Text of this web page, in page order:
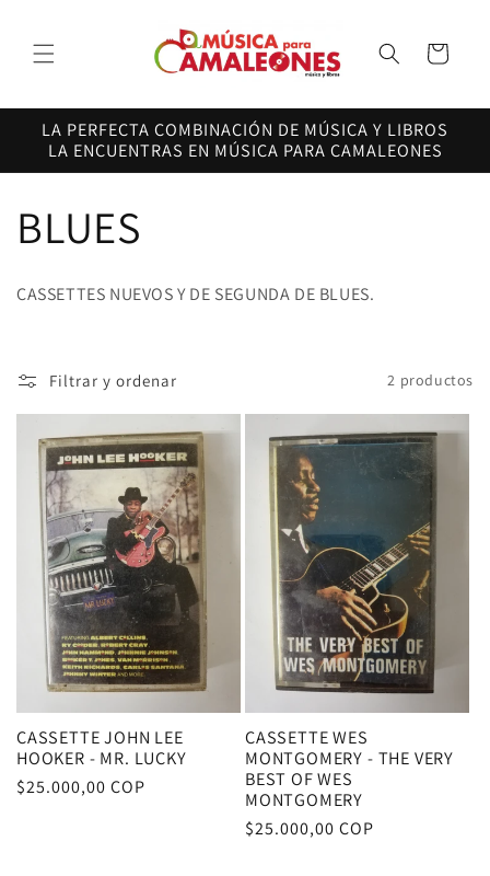
al contenido
Carrito
LA PERFECTA COMBINACIÓN DE MÚSICA Y LIBROS
LA ENCUENTRAS EN MÚSICA PARA CAMALEONES
C
o
e
:
BLUES
CASSETTES NUEVOS Y DE SEGUNDA DE BLUES.
Filtrar y ordenar 2 productos
CASSETTE JOHN LEE
HOOKER - MR. LUCKY
Precio
$25.000,00 COP
CASSETTE WES
MONTGOMERY - THE VERY
BEST OF WES
MONTGOMERY
Precio
$25.000,00 COP